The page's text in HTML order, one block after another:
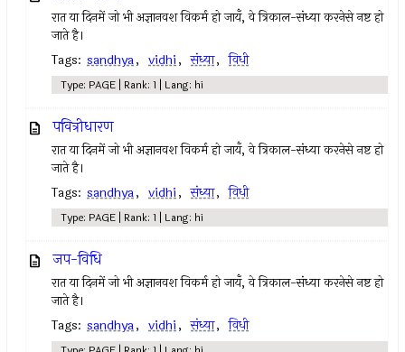
रात या दिनमें जो भी अज्ञानवश विकर्म हो जायँ, वे त्रिकाल-संध्या करनेसे नष्ट हो
जाते है।
Tags: sandhya, vidhi, संध्या, विधी
Type: PAGE | Rank: 1 | Lang: hi
पवित्रीधारण
रात या दिनमें जो भी अज्ञानवश विकर्म हो जायँ, वे त्रिकाल-संध्या करनेसे नष्ट हो
जाते है।
Tags: sandhya, vidhi, संध्या, विधी
Type: PAGE | Rank: 1 | Lang: hi
जप-विधि
रात या दिनमें जो भी अज्ञानवश विकर्म हो जायँ, वे त्रिकाल-संध्या करनेसे नष्ट हो
जाते है।
Tags: sandhya, vidhi, संध्या, विधी